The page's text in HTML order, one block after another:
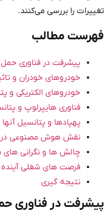
تغییرات را بررسی می‌کنند.
فهرست مطالب
پیشرفت در فناوری
خودروهای خودران و
خودروهای الکتریکی و
فناوری هایپرلوپ و
پهپادها و پتانسیل
نقش هوش مصنوعی
چالش ها و نگرانی های
فرصت های شغلی
نتیجه گیری
پیشرفت در فناوری